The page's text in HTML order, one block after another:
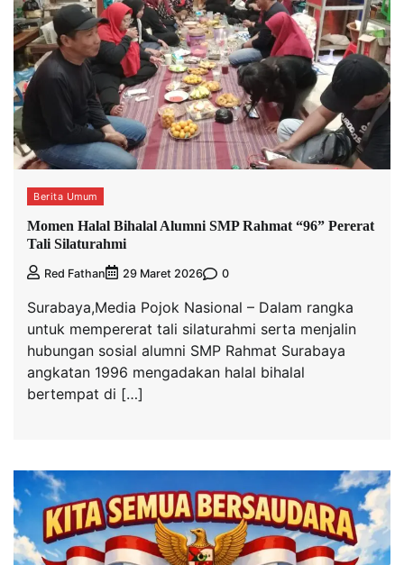
Berita Umum
Momen Halal Bihalal Alumni SMP Rahmat “96” Pererat
Tali Silaturahmi
Red Fathan 29 Maret 2026 0
Surabaya,Media Pojok Nasional – Dalam rangka
untuk mempererat tali silaturahmi serta menjalin
hubungan sosial alumni SMP Rahmat Surabaya
angkatan 1996 mengadakan halal bihalal
bertempat di […]